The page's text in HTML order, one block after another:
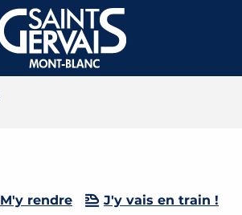
M'y rendre J'y vais en train !